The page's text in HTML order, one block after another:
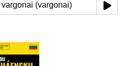
vargonai (vargonai)